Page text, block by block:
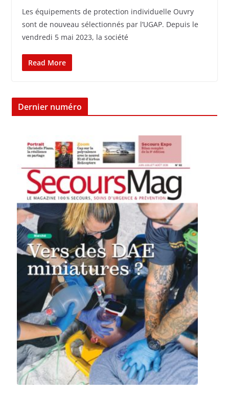
Les équipements de protection individuelle Ouvry
sont de nouveau sélectionnés par l’UGAP. Depuis le
vendredi 5 mai 2023, la société
Read More
Dernier numéro